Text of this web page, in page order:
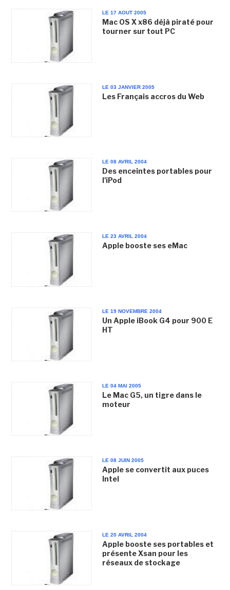
LE 17 AOUT 2005
Mac OS X x86 déjà piraté pour
tourner sur tout PC
LE 03 JANVIER 2005
Les Français accros du Web
LE 08 AVRIL 2004
Des enceintes portables pour
l'iPod
LE 23 AVRIL 2004
Apple booste ses eMac
LE 19 NOVEMBRE 2004
Un Apple iBook G4 pour 900 E
HT
LE 04 MAI 2005
Le Mac G5, un tigre dans le
moteur
LE 08 JUIN 2005
Apple se convertit aux puces
Intel
LE 20 AVRIL 2004
Apple booste ses portables et
présente Xsan pour les
réseaux de stockage